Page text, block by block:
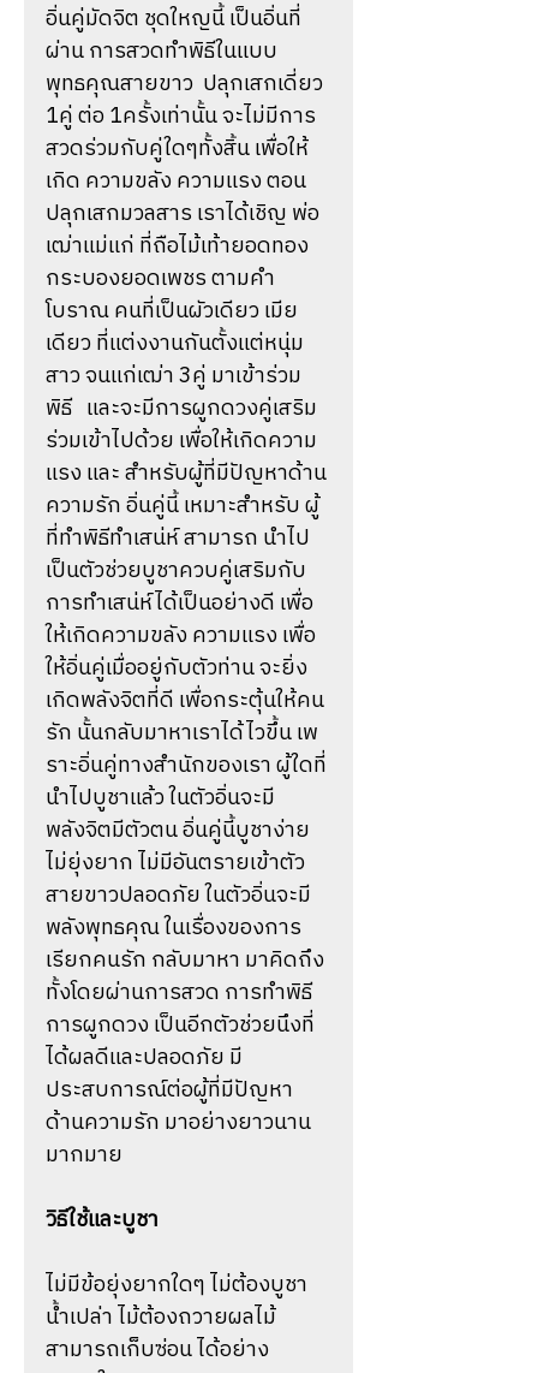
อิ่นคู่มัดจิต ชุดใหญนี้ เป็นอิ่นที่
ผ่าน การสวดทำพิธีในแบบ
พุทธคุณสายขาว ปลุกเสกเดี่ยว
1คู่ ต่อ 1ครั้งเท่านั้น จะไม่มีการ
สวดร่วมกับคู่ใดๆทั้งสิ้น เพื่อให้
เกิด ความขลัง ความแรง ตอน
ปลุกเสกมวลสาร เราได้เชิญ พ่อ
เฒ่าแม่แก่ ที่ถือไม้เท้ายอดทอง
กระบองยอดเพชร ตามคำ
โบราณ คนที่เป็นผัวเดียว เมีย
เดียว ที่แต่งงานกันตั้งแต่หนุ่ม
สาว จนแก่เฒ่า 3คู่ มาเข้าร่วม
พิธี และจะมีการผูกดวงคู่เสริม
ร่วมเข้าไปด้วย เพื่อให้เกิดความ
แรง และ สำหรับผู้ที่มีปัญหาด้าน
ความรัก อิ่นคู่นี้ เหมาะสำหรับ ผู้
ที่ทำพิธีทำเสน่ห์ สามารถ นำไป
เป็นตัวช่วยบูชาควบคู่เสริมกับ
การทำเสน่ห์ได้เป็นอย่างดี เพื่อ
ให้เกิดความขลัง ความแรง เพื่อ
ให้อิ่นคู่เมื่ออยู่กับตัวท่าน จะยิ่ง
เกิดพลังจิตที่ดี เพื่อกระตุ้นให้คน
รัก นั้นกลับมาหาเราได้ไวขึ้น เพ
ราะอิ่นคู่ทางสำนักของเรา ผู้ใดที่
นำไปบูชาแล้ว ในตัวอิ่นจะมี
พลังจิตมีตัวตน อิ่นคู่นี้บูชาง่าย
ไม่ยุ่งยาก ไม่มีอันตรายเข้าตัว
สายขาวปลอดภัย ในตัวอิ่นจะมี
พลังพุทธคุณ ในเรื่องของการ
เรียกคนรัก กลับมาหา มาคิดถึง
ทั้งโดยผ่านการสวด การทำพิธี
การผูกดวง เป็นอีกตัวช่วยนึงที่
ได้ผลดีและปลอดภัย มี
ประสบการณ์ต่อผู้ที่มีปัญหา
ด้านความรัก มาอย่างยาวนาน
มากมาย
วิธีใช้และบูชา
ไม่มีข้อยุ่งยากใดๆ ไม่ต้องบูชา
น้ำเปล่า ไม้ต้องถวายผลไม้
สามารถเก็บซ่อน ได้อย่าง